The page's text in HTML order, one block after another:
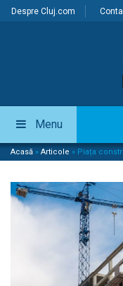
Despre Cluj.com
Menu
Acasă » Articole » Piața